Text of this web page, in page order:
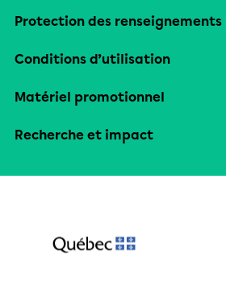
Protection des renseignements
Conditions d’utilisation
Matériel promotionnel
Recherche et impact